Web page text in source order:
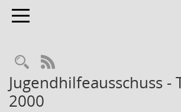
Toggle navigation
RSS-Feed
Jugendhilfeausschuss -
2000